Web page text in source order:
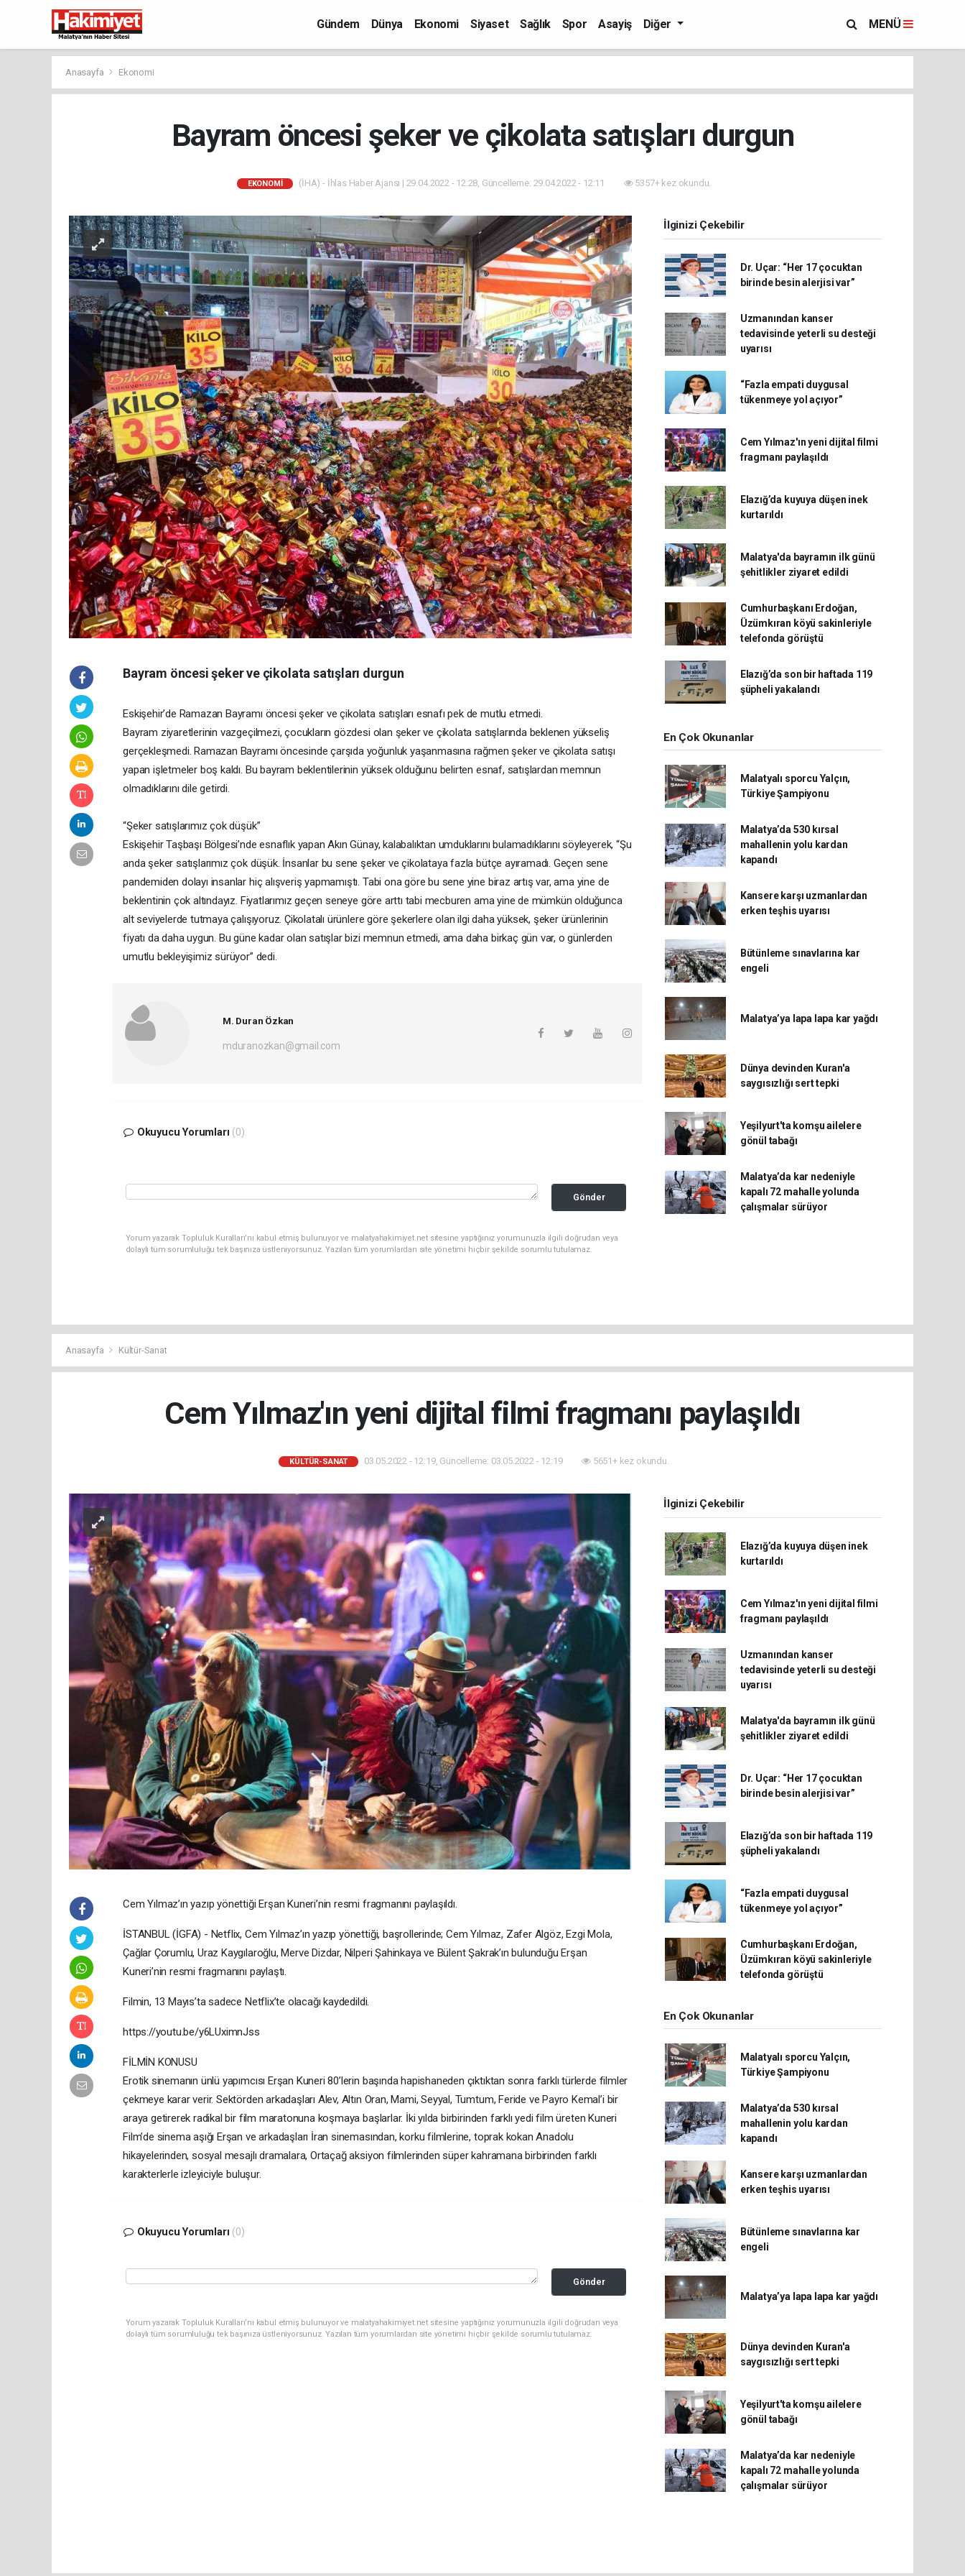
Gündem Dünya Ekonomi Siyaset Sağlık Spor Asayiş Diğer MENÜ
Anasayfa Ekonomi
Bayram öncesi şeker ve çikolata satışları durgun
EKONOMI (İHA) - İhlas Haber Ajansı | 29.04.2022 - 12:28, Güncelleme: 29.04.2022 - 12:11 5357+ kez okundu.
Bayram öncesi şeker ve çikolata satışları durgun
Eskişehir’de Ramazan Bayramı öncesi şeker ve çikolata satışları esnafı pek de mutlu etmedi.
Bayram ziyaretlerinin vazgeçilmezi, çocukların gözdesi olan şeker ve çikolata satışlarında beklenen yükseliş
gerçekleşmedi. Ramazan Bayramı öncesinde çarşıda yoğunluk yaşanmasına rağmen şeker ve çikolata satışı
yapan işletmeler boş kaldı. Bu bayram beklentilerinin yüksek olduğunu belirten esnaf, satışlardan memnun
olmadıklarını dile getirdi.
“Şeker satışlarımız çok düşük”
Eskişehir Taşbaşı Bölgesi’nde esnaflık yapan Akın Günay, kalabalıktan umduklarını bulamadıklarını söyleyerek, “Şu
anda şeker satışlarımız çok düşük. İnsanlar bu sene şeker ve çikolataya fazla bütçe ayıramadı. Geçen sene
pandemiden dolayı insanlar hiç alışveriş yapmamıştı. Tabi ona göre bu sene yine biraz artış var, ama yine de
beklentinin çok altındayız. Fiyatlarımız geçen seneye göre arttı tabi mecburen ama yine de mümkün olduğunca
alt seviyelerde tutmaya çalışıyoruz. Çikolatalı ürünlere göre şekerlere olan ilgi daha yüksek, şeker ürünlerinin
fiyatı da daha uygun. Bu güne kadar olan satışlar bizi memnun etmedi, ama daha birkaç gün var, o günlerden
umutlu bekleyişimiz sürüyor” dedi.
M. Duran Özkan
mduranozkan@gmail.com
Okuyucu Yorumları (0)
Gönder
Yorum yazarak Topluluk Kuralları’nı kabul etmiş bulunuyor ve malatyahakimiyet.net sitesine yaptığınız yorumunuzla ilgili doğrudan veya
dolaylı tüm sorumluluğu tek başınıza üstleniyorsunuz. Yazılan tüm yorumlardan site yönetimi hiçbir şekilde sorumlu tutulamaz.
İlginizi Çekebilir
Dr. Uçar: “Her 17 çocuktan
birinde besin alerjisi var”
Uzmanından kanser
tedavisinde yeterli su desteği
uyarısı
“Fazla empati duygusal
tükenmeye yol açıyor”
Cem Yılmaz'ın yeni dijital filmi
fragmanı paylaşıldı
Elazığ’da kuyuya düşen inek
kurtarıldı
Malatya'da bayramın ilk günü
şehitlikler ziyaret edildi
Cumhurbaşkanı Erdoğan,
Üzümkıran köyü sakinleriyle
telefonda görüştü
Elazığ’da son bir haftada 119
şüpheli yakalandı
En Çok Okunanlar
Malatyalı sporcu Yalçın,
Türkiye Şampiyonu
Malatya’da 530 kırsal
mahallenin yolu kardan
kapandı
Kansere karşı uzmanlardan
erken teşhis uyarısı
Bütünleme sınavlarına kar
engeli
Malatya’ya lapa lapa kar yağdı
Dünya devinden Kuran'a
saygısızlığı sert tepki
Yeşilyurt'ta komşu ailelere
gönül tabağı
Malatya’da kar nedeniyle
kapalı 72 mahalle yolunda
çalışmalar sürüyor
Anasayfa Kültür-Sanat
Cem Yılmaz'ın yeni dijital filmi fragmanı paylaşıldı
KÜLTÜR-SANAT 03.05.2022 - 12:19, Güncelleme: 03.05.2022 - 12:19 5651+ kez okundu.
Cem Yılmaz’ın yazıp yönettiği Erşan Kuneri’nin resmi fragmanını paylaşıldı.
İSTANBUL (İGFA) - Netflix, Cem Yılmaz’ın yazıp yönettiği, başrollerinde; Cem Yılmaz, Zafer Algöz, Ezgi Mola,
Çağlar Çorumlu, Uraz Kaygılaroğlu, Merve Dizdar, Nilperi Şahinkaya ve Bülent Şakrak’ın bulunduğu Erşan
Kuneri’nin resmi fragmanını paylaştı.
Filmin, 13 Mayıs’ta sadece Netflix’te olacağı kaydedildi.
https://youtu.be/y6LUximnJss
FİLMİN KONUSU
Erotik sinemanın ünlü yapımcısı Erşan Kuneri 80’lerin başında hapishaneden çıktıktan sonra farklı türlerde filmler
çekmeye karar verir. Sektörden arkadaşları Alev, Altın Oran, Mami, Seyyal, Tumtum, Feride ve Payro Kemal’i bir
araya getirerek radikal bir film maratonuna koşmaya başlarlar. İki yılda birbirinden farklı yedi film üreten Kuneri
Film’de sinema aşığı Erşan ve arkadaşları İran sinemasından, korku filmlerine, toprak kokan Anadolu
hikayelerinden, sosyal mesajlı dramalara, Ortaçağ aksiyon filmlerinden süper kahramana birbirinden farklı
karakterlerle izleyiciyle buluşur.
Okuyucu Yorumları (0)
Gönder
Yorum yazarak Topluluk Kuralları’nı kabul etmiş bulunuyor ve malatyahakimiyet.net sitesine yaptığınız yorumunuzla ilgili doğrudan veya
dolaylı tüm sorumluluğu tek başınıza üstleniyorsunuz. Yazılan tüm yorumlardan site yönetimi hiçbir şekilde sorumlu tutulamaz.
İlginizi Çekebilir
Elazığ’da kuyuya düşen inek
kurtarıldı
Cem Yılmaz'ın yeni dijital filmi
fragmanı paylaşıldı
Uzmanından kanser
tedavisinde yeterli su desteği
uyarısı
Malatya'da bayramın ilk günü
şehitlikler ziyaret edildi
Dr. Uçar: “Her 17 çocuktan
birinde besin alerjisi var”
Elazığ’da son bir haftada 119
şüpheli yakalandı
“Fazla empati duygusal
tükenmeye yol açıyor”
Cumhurbaşkanı Erdoğan,
Üzümkıran köyü sakinleriyle
telefonda görüştü
En Çok Okunanlar
Malatyalı sporcu Yalçın,
Türkiye Şampiyonu
Malatya’da 530 kırsal
mahallenin yolu kardan
kapandı
Kansere karşı uzmanlardan
erken teşhis uyarısı
Bütünleme sınavlarına kar
engeli
Malatya’ya lapa lapa kar yağdı
Dünya devinden Kuran'a
saygısızlığı sert tepki
Yeşilyurt'ta komşu ailelere
gönül tabağı
Malatya’da kar nedeniyle
kapalı 72 mahalle yolunda
çalışmalar sürüyor